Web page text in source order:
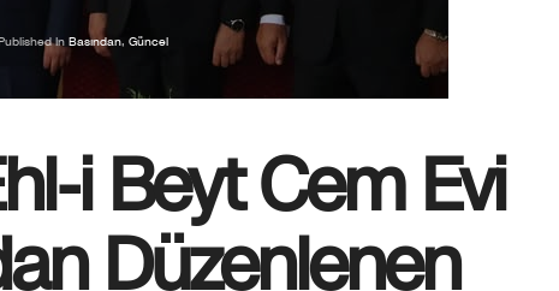
In Basından, Güncel
i Beyt Cem Evi
Düzenlenen